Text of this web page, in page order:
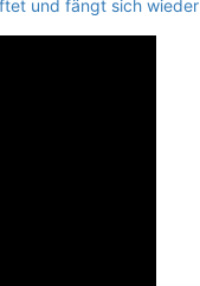
und fängt sich wieder